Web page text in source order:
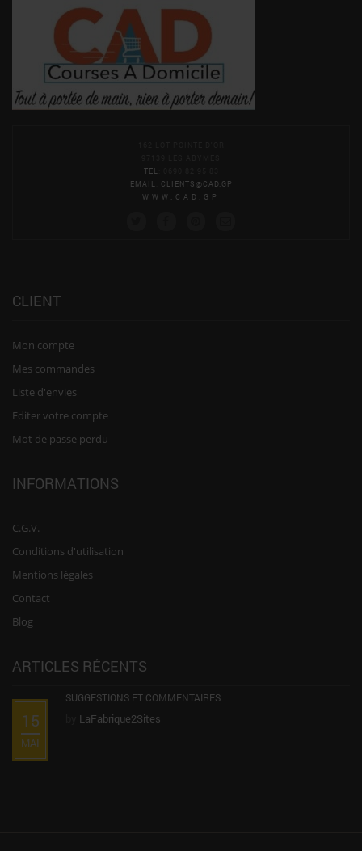
TEL
EMAIL
CLIENTS@CAD.GP
WWW.CAD.GP
CLIENT
Mon compte
Mes commandes
Liste d'envies
Editer votre compte
Mot de passe perdu
INFORMATIONS
C.G.V.
Conditions d'utilisation
Mentions légales
Contact
Blog
ARTICLES RÉCENTS
15
MAI
SUGGESTIONS ET COMMENTAIRES
LaFabrique2Sites